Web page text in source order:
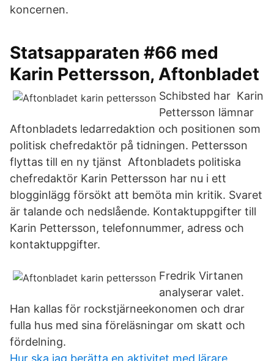
koncernen.
Statsapparaten #66 med
Karin Pettersson, Aftonbladet
Schibsted har Karin
Pettersson lämnar
Aftonbladets ledarredaktion och positionen som
politisk chefredaktör på tidningen. Pettersson
flyttas till en ny tjänst Aftonbladets politiska
chefredaktör Karin Pettersson har nu i ett
blogginlägg försökt att bemöta min kritik. Svaret
är talande och nedslående. Kontaktuppgifter till
Karin Pettersson, telefonnummer, adress och
kontaktuppgifter.
Fredrik Virtanen
analyserar valet.
Han kallas för rockstjärneekonomen och drar
fulla hus med sina föreläsningar om skatt och
fördelning.
Hur ska jag berätta en aktivitet med lärare